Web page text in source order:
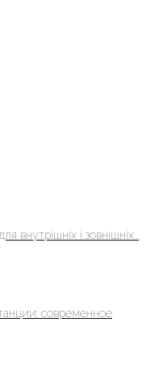
внутрішніх і зовнішніх...
современное